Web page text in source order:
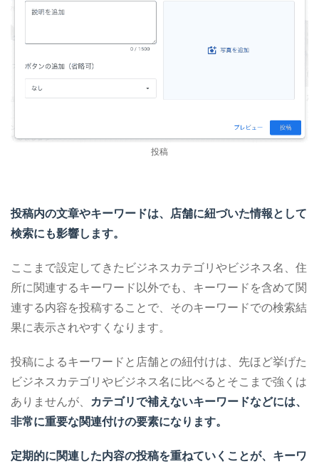
投稿
投稿内の文章やキーワードは、店舗に紐づいた情報として
検索にも影響します。
ここまで設定してきたビジネスカテゴリやビジネス名、住
所に関連するキーワード以外でも、キーワードを含めて関
連する内容を投稿することで、そのキーワードでの検索結
果に表示されやすくなります。
投稿によるキーワードと店舗との紐付けは、先ほど挙げた
ビジネスカテゴリやビジネス名に比べるとそこまで強くは
ありませんが、 カテゴリで補えないキーワードなどには、
非常に重要な関連付けの要素になります。
定期的に関連した内容の投稿を重ねていくことが、キーワ